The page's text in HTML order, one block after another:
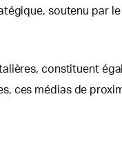
soutenu par
constituent
ces médias de